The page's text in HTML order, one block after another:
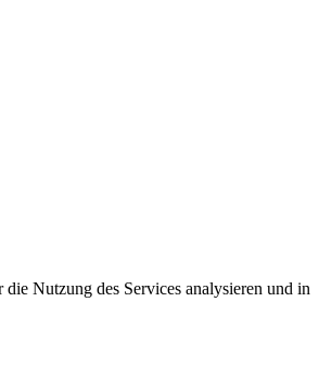
Nutzung des Services analysieren und in